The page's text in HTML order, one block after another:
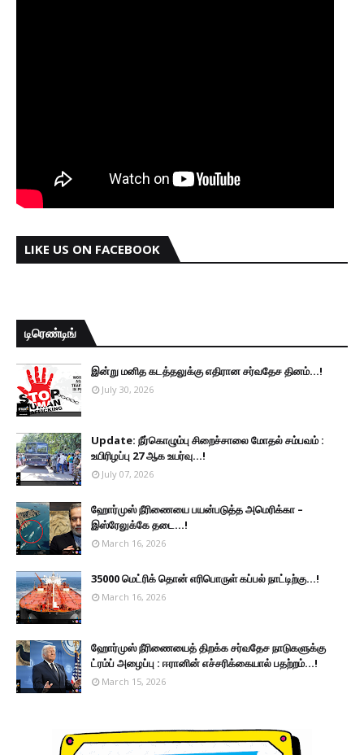
LIKE US ON FACEBOOK
டிரெண்டிங்
இன்று மனித கடத்தலுக்கு எதிரான சர்வதேச தினம்...!
July 30, 2026
Update: நீர்கொழும்பு சிறைச்சாலை மோதல் சம்பவம் :
உயிரிழப்பு 27 ஆக உயர்வு...!
July 07, 2026
ஹோர்முஸ் நீரிணையை பயன்படுத்த அமெரிக்கா –
இஸ்ரேலுக்கே தடை...!
March 16, 2026
35000 மெட்ரிக் தொன் எரிபொருள் கப்பல் நாட்டிற்கு...!
March 16, 2026
ஹோர்முஸ் நீரிணையைத் திறக்க சர்வதேச நாடுகளுக்கு
ட்ரம்ப் அழைப்பு : ஈரானின் எச்சரிக்கையால் பதற்றம்...!
March 15, 2026